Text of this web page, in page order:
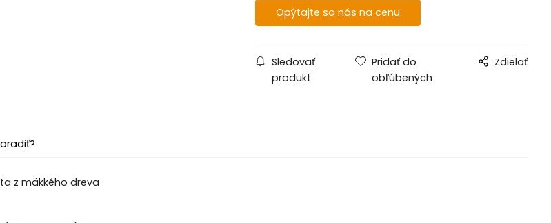
Opýtajte sa nás na cenu
Sledovať
produkt
Pridať do
obľúbených
Zdielať
z mäkkého dreva